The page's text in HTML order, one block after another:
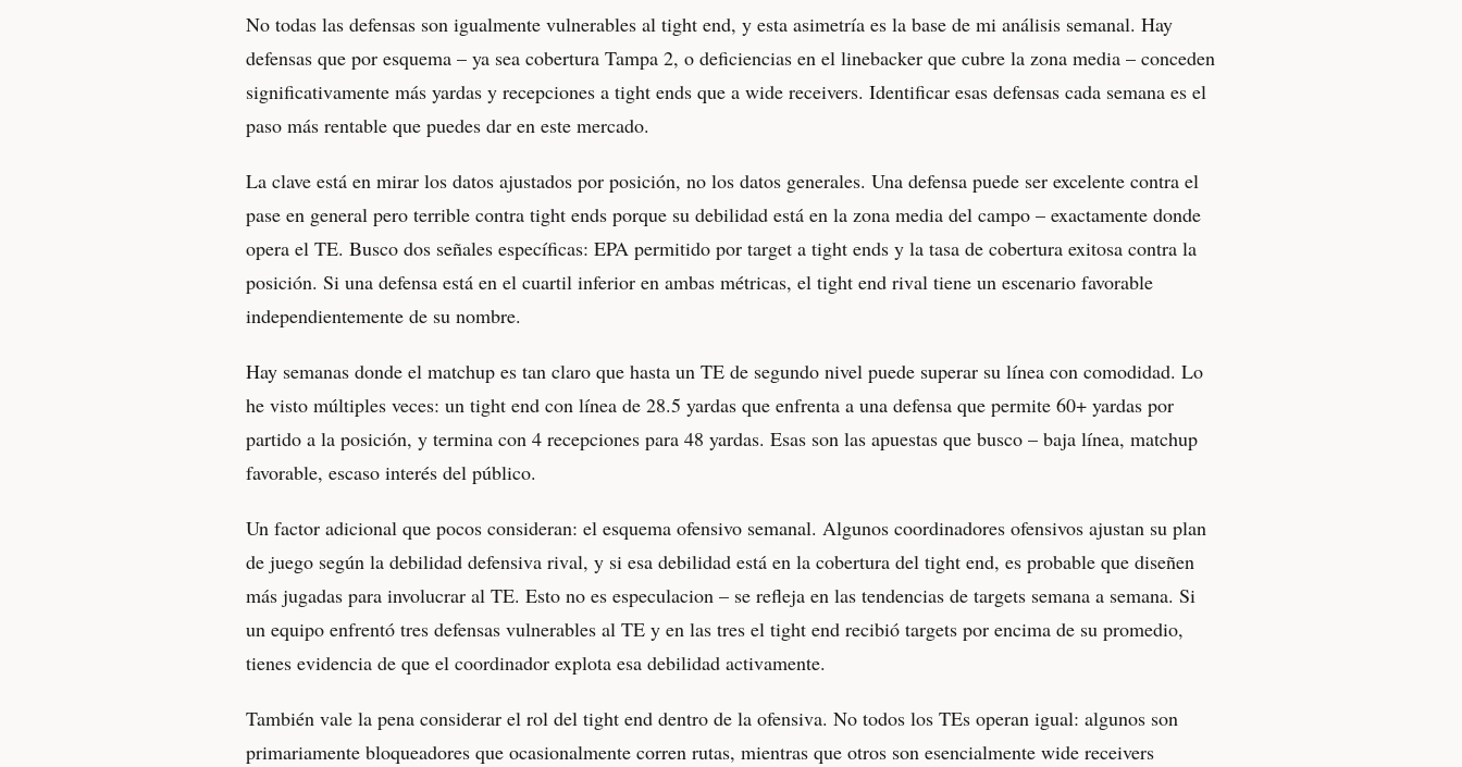
No todas las defensas son igualmente vulnerables al tight end, y esta asimetría es la base de mi análisis semanal. Hay
defensas que por esquema – ya sea cobertura Tampa 2, o deficiencias en el linebacker que cubre la zona media – conceden
significativamente más yardas y recepciones a tight ends que a wide receivers. Identificar esas defensas cada semana es el
paso más rentable que puedes dar en este mercado.
La clave está en mirar los datos ajustados por posición, no los datos generales. Una defensa puede ser excelente contra el
pase en general pero terrible contra tight ends porque su debilidad está en la zona media del campo – exactamente donde
opera el TE. Busco dos señales específicas: EPA permitido por target a tight ends y la tasa de cobertura exitosa contra la
posición. Si una defensa está en el cuartil inferior en ambas métricas, el tight end rival tiene un escenario favorable
independientemente de su nombre.
Hay semanas donde el matchup es tan claro que hasta un TE de segundo nivel puede superar su línea con comodidad. Lo
he visto múltiples veces: un tight end con línea de 28.5 yardas que enfrenta a una defensa que permite 60+ yardas por
partido a la posición, y termina con 4 recepciones para 48 yardas. Esas son las apuestas que busco – baja línea, matchup
favorable, escaso interés del público.
Un factor adicional que pocos consideran: el esquema ofensivo semanal. Algunos coordinadores ofensivos ajustan su plan
de juego según la debilidad defensiva rival, y si esa debilidad está en la cobertura del tight end, es probable que diseñen
más jugadas para involucrar al TE. Esto no es especulacion – se refleja en las tendencias de targets semana a semana. Si
un equipo enfrentó tres defensas vulnerables al TE y en las tres el tight end recibió targets por encima de su promedio,
tienes evidencia de que el coordinador explota esa debilidad activamente.
También vale la pena considerar el rol del tight end dentro de la ofensiva. No todos los TEs operan igual: algunos son
primariamente bloqueadores que ocasionalmente corren rutas, mientras que otros son esencialmente wide receivers